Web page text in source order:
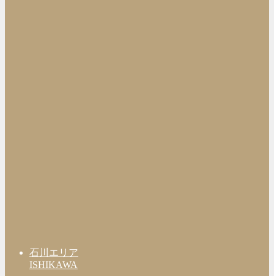
石川エリア
ISHIKAWA